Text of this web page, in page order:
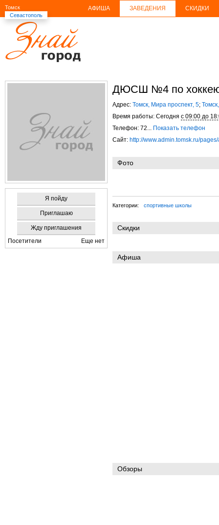
Томск
Севастополь
АФИША ЗАВЕДЕНИЯ СКИДКИ
Я пойду
Приглашаю
Жду приглашения
Посетители
Еще нет
ДЮСШ №4 по хоккею
Адрес: Томск, Мира проспект, 5;
Время работы: Сегодня с 09:00 до
Телефон: 72... Показать телефон
Сайт: http://www.admin.tomsk.ru/
Фото
Категории: спортивные школы
Скидки
Афиша
Обзоры